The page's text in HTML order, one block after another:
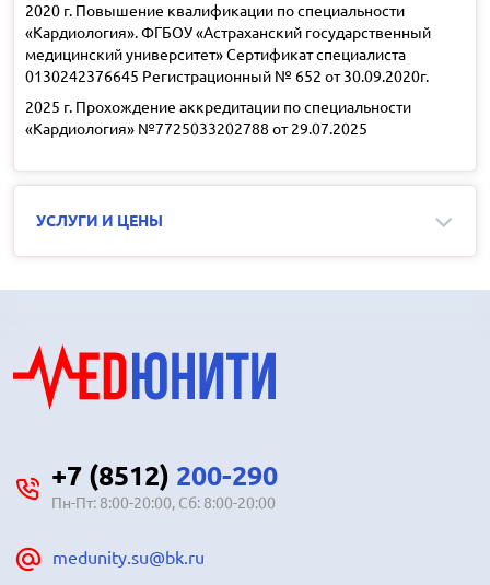
2020 г. Повышение квалификации по специальности
«Кардиология». ФГБОУ «Астраханский государственный
медицинский университет» Сертификат специалиста
0130242376645 Регистрационный № 652 от 30.09.2020г.
2025 г. Прохождение аккредитации по специальности
«Кардиология» №7725033202788 от 29.07.2025
УСЛУГИ И ЦЕНЫ
+7 (8512) 200-290
Пн-Пт: 8:00-20:00, Сб: 8:00-20:00
medunity.su@bk.ru